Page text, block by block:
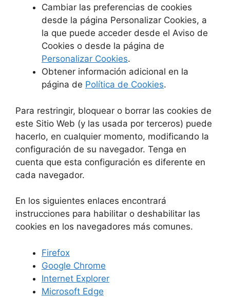
Cambiar las preferencias de cookies
desde la página Personalizar Cookies, a
la que puede acceder desde el Aviso de
Cookies o desde la página de
Personalizar Cookies.
Obtener información adicional en la
página de Política de Cookies.
Para restringir, bloquear o borrar las cookies de
este Sitio Web (y las usada por terceros) puede
hacerlo, en cualquier momento, modificando la
configuración de su navegador. Tenga en
cuenta que esta configuración es diferente en
cada navegador.
En los siguientes enlaces encontrará
instrucciones para habilitar o deshabilitar las
cookies en los navegadores más comunes.
Firefox
Google Chrome
Internet Explorer
Microsoft Edge